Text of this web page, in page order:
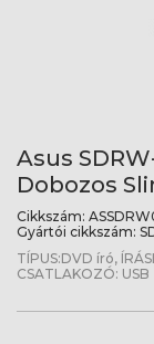
Asus
Dobozos
Cikkszám:
Gyártói cikkszám:
TÍPUS:DVD író,
CSATLAKOZÓ: USB